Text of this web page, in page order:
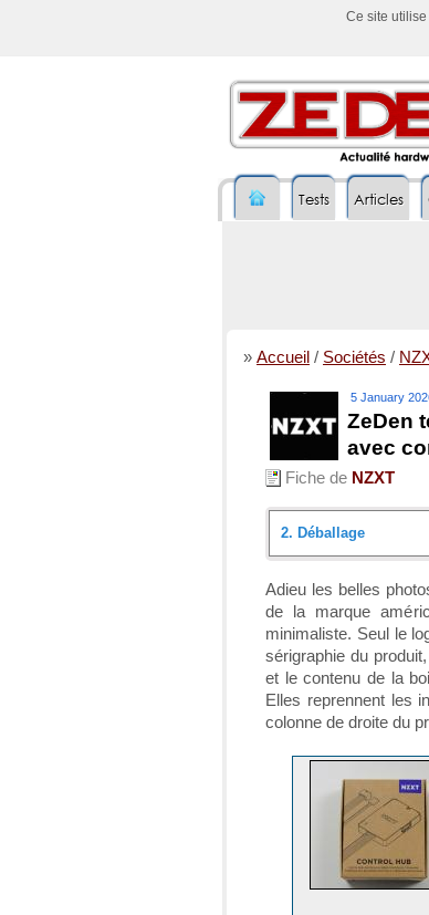
Ce site
Tests Articles
» Accueil / Sociétés /
5 January
ZeDen
avec
Fiche de NZXT
2. Déballage
Déballage
Présentation
Installation dans
Le logiciel CAM
Éclairage
Conclusion
Adieu les belles
de la marque
minimaliste. Seul le
sérigraphie du
et le contenu de la
Elles reprennent les
colonne de droite du